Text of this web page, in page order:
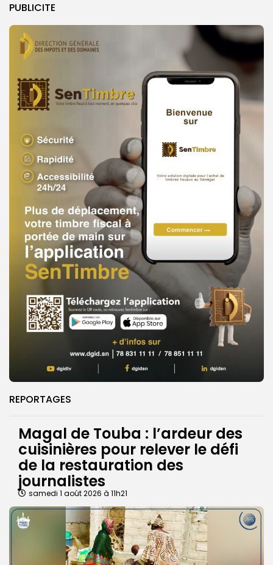
PUBLICITE
REPORTAGES
Magal de Touba : l’ardeur des
cuisinières pour relever le défi
de la restauration des
journalistes
samedi 1 août 2026 à 11h21